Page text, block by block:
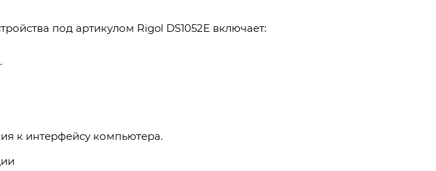
под артикулом Rigol DS1052E включает:
к интерфейсу компьютера.